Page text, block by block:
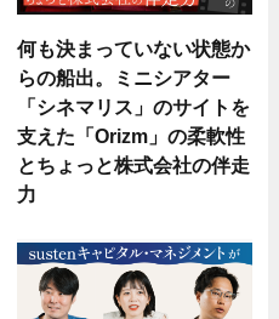
何も決まっていない状態か
らの船出。ミニシアター
「シネマリス」のサイトを
支えた「Orizm」の柔軟性
とちょっと株式会社の伴走
力